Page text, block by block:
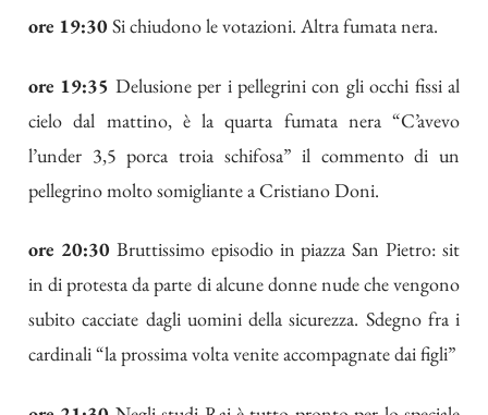
ore 19:30 Si chiudono le votazioni. Altra fumata nera.
ore 19:35 Delusione per i pellegrini con gli occhi fissi al
cielo dal mattino, è la quarta fumata nera “C’avevo
l’under 3,5 porca troia schifosa” il commento di un
pellegrino molto somigliante a Cristiano Doni.
ore 20:30 Bruttissimo episodio in piazza San Pietro: sit
in di protesta da parte di alcune donne nude che vengono
subito cacciate dagli uomini della sicurezza. Sdegno fra i
cardinali “la prossima volta venite accompagnate dai figli”